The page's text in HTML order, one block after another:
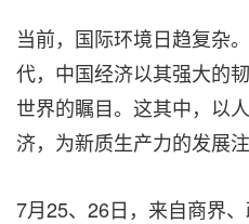
当前，国际环境日趋复杂
代，中国经济以其强大的
世界的瞩目。这其中，以
济，为新质生产力的发展
7月25、26日，来自商界